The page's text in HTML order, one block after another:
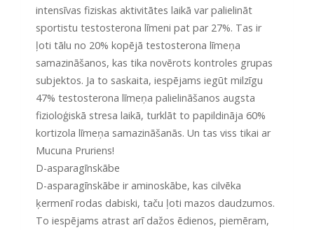
intensīvas fiziskas aktivitātes laikā var palielināt
sportistu testosterona līmeni pat par 27%. Tas ir
ļoti tālu no 20% kopējā testosterona līmeņa
samazināšanos, kas tika novērots kontroles grupas
subjektos. Ja to saskaita, iespējams iegūt milzīgu
47% testosterona līmeņa palielināšanos augsta
fizioloģiskā stresa laikā, turklāt to papildināja 60%
kortizola līmeņa samazināšanās. Un tas viss tikai ar
Mucuna Pruriens!
D-asparagīnskābe
D-asparagīnskābe ir aminoskābe, kas cilvēka
ķermenī rodas dabiski, taču ļoti mazos daudzumos.
To iespējams atrast arī dažos ēdienos, piemēram,